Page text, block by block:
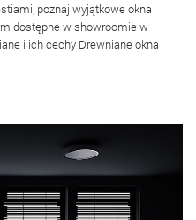
poznaj wyjątkowe okna
dostępne w showroomie w
i ich cechy Drewniane okna